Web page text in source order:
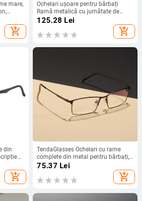
mare,
cadru
add_shopping_cart
Ochelari ușoare pentru bărbați
Ramă metalică cu jumătate de
margine Ochelari pătrați Ochelari
transparente cu grad
125.28 Lei
add_shopping_cart
din
și
add_shopping_cart
TendaGlasses Ochelari cu rame
complete din metal pentru bărbați,
dreptunghiulare, rame de ochelari
prescrise pentru lentile optice,
miopie și prezbiopie
75.37 Lei
add_shopping_cart